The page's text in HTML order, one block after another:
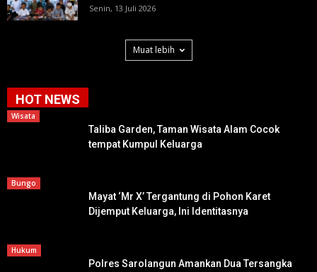
Senin, 13 Juli 2026
Muat lebih
HOT NEWS
Wisata
Taliba Garden, Taman Wisata Alam Cocok
tempat Kumpul Keluarga
Bungo
Mayat ‘Mr X’ Tergantung di Pohon Karet
Dijemput Keluarga, Ini Identitasnya
Hukum
Polres Sarolangun Amankan Dua Tersangka